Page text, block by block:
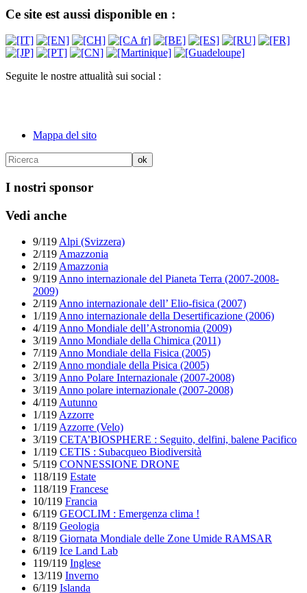
Ce site est aussi disponible en :
Seguite le nostre attualità sui social :
Mappa del sito
I nostri sponsor
Vedi anche
9/119Alpi (Svizzera)
2/119Amazzonia
2/119Amazzonia
9/119Anno internazionale del Pianeta Terra (2007-2008-
2009)
2/119Anno internazionale dell’ Elio-fisica (2007)
1/119Anno internazionale della Desertificazione (2006)
4/119Anno Mondiale dell’Astronomia (2009)
3/119Anno Mondiale della Chimica (2011)
7/119Anno Mondiale della Fisica (2005)
2/119Anno mondiale della Pisica (2005)
3/119Anno Polare Internazionale (2007-2008)
3/119Anno polare internazionale (2007-2008)
4/119Autunno
1/119Azzorre
1/119Azzorre (Velo)
3/119 CETA’BIOSPHERE : Seguito, delfini, balene Pacifico
1/119 CETIS : Subacqueo Biodiversità
5/119 CONNESSIONE DRONE
118/119 Estate
118/119 Francese
10/119 Francia
6/119 GEOCLIM : Emergenza clima !
8/119 Geologia
8/119 Giornata Mondiale delle Zone Umide RAMSAR
6/119 Ice Land Lab
119/119 Inglese
13/119 Inverno
6/119 Islanda